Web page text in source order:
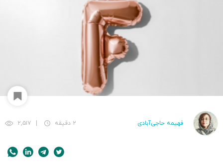
فهیمه حاجی‌آبادی ۲ دقیقه ۲,۵۱۷